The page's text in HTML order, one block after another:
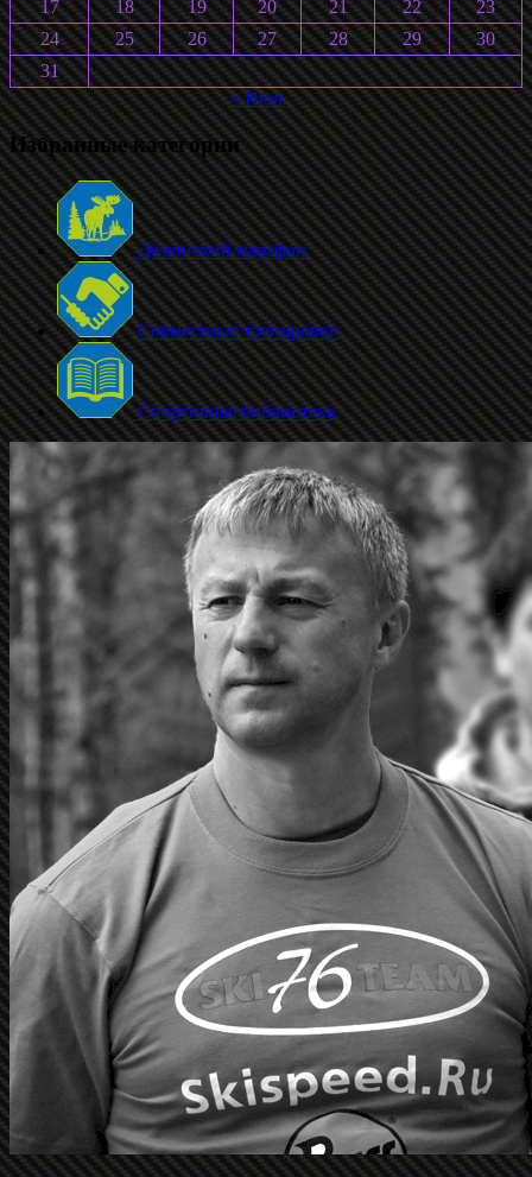
17
18 19 20 21 22
23
24
25 26 27 28 29
30
31
« Июл
Избранные категории
Дёминский марафон
Совместные тренировки
Спортивная библиотека